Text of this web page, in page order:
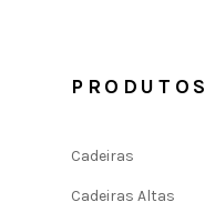
PRODUTOS
Cadeiras
Cadeiras Altas